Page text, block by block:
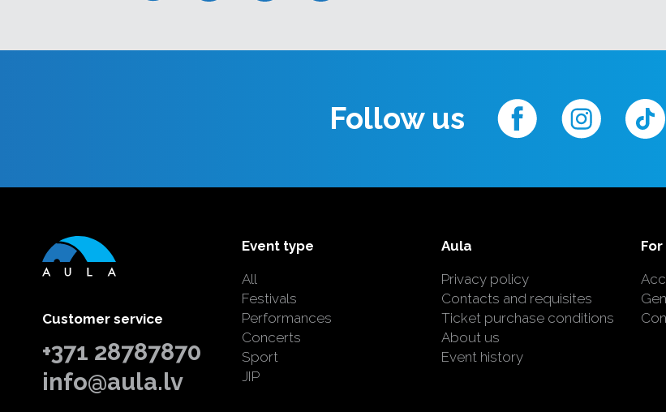
Follow us
Customer service
+371 28787870
info@aula.lv
Event type
All
Festivals
Performances
Concerts
Sport
JIP
Aula
Privacy policy
Contacts and requisites
Ticket purchase conditions
About us
Event history